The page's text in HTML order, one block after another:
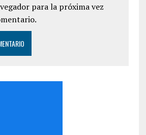
para la próxima vez